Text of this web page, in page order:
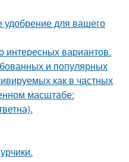
для вашего
интересных вариантов.
и популярных
как в частных
масштабе: